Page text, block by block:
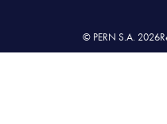
© PERN S.A. 2026